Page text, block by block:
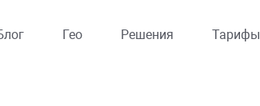
Гео Решения Тарифы